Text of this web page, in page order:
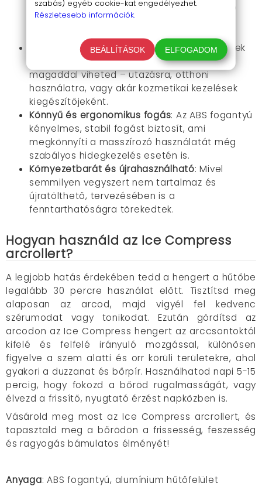
kozmetikumok (szérumok, krémek) mélyebb
felszívódását, így azok hatékonyságát
Praktikus és hordozható forma : Kis méretének
és könnyű súlyának köszönhetően bárhová
magaddal viheted – utazásra, otthoni
használatra, vagy akár kozmetikai kezelések
kiegészítőjeként.
Könnyű és ergonomikus fogás: Az ABS fogantyú
kényelmes, stabil fogást biztosít, ami
megkönnyíti a masszírozó használatát még
szabályos hidegkezelés esetén is.
Környezetbarát és újrahasználható: Mivel
semmilyen vegyszert nem tartalmaz és
újratölthető, tervezésében is a
fenntarthatóságra törekedtek.
Hogyan használd az Ice Compress
arcrollert?
A legjobb hatás érdekében tedd a hengert a hűtőbe
legalább 30 percre használat előtt. Tisztítsd meg
alaposan az arcod, majd vigyél fel kedvenc
szérumodat vagy tonikodat. Ezután gördítsd az
arcodon az Ice Compress hengert az arccsontoktól
kifelé és felfelé irányuló mozgással, különösen
figyelve a szem alatti és orr körüli területekre, ahol
gyakori a duzzanat és bőrpír. Használhatod napi 5-15
percig, hogy fokozd a bőröd rugalmasságát, vagy
élvezd a frissítő, nyugtató érzést napközben is.
Vásárold meg most az Ice Compress arcrollert, és
tapasztald meg a bőrödön a frissesség, feszesség
és ragyogás bámulatos élményét!
Anyaga: ABS fogantyú, alumínium hűtőfelület
szabás) egyéb cookie-kat engedélyezhet.
Részletesebb információk.
BEÁLLÍTÁSOK ELFOGADOM